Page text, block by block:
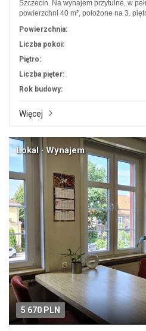
Szczecin. Na wynajem przytulne, w
powierzchni 40 m², położone na 3.
Powierzchnia:
Liczba pokoi:
Piętro:
Liczba pięter:
Rok budowy:
Więcej
5 670 PLN
Lokal · Wynajem